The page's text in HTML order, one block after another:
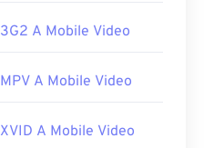
3G2 A Mobile Video
MPV A Mobile Video
XVID A Mobile Video